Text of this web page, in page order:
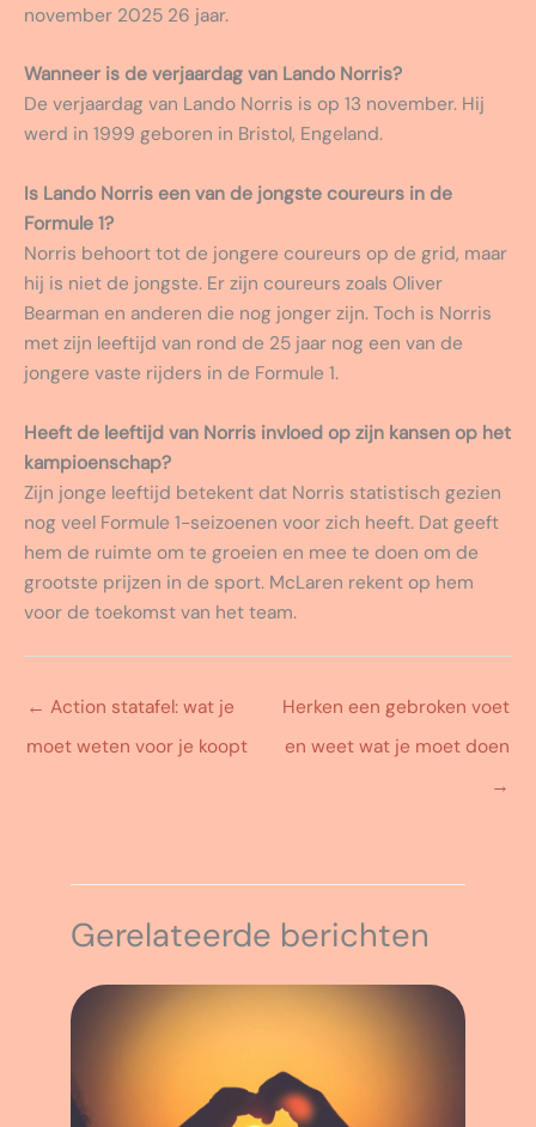
november 2025 26 jaar.
Wanneer is de verjaardag van Lando Norris?
De verjaardag van Lando Norris is op 13 november. Hij
werd in 1999 geboren in Bristol, Engeland.
Is Lando Norris een van de jongste coureurs in de
Formule 1?
Norris behoort tot de jongere coureurs op de grid, maar
hij is niet de jongste. Er zijn coureurs zoals Oliver
Bearman en anderen die nog jonger zijn. Toch is Norris
met zijn leeftijd van rond de 25 jaar nog een van de
jongere vaste rijders in de Formule 1.
Heeft de leeftijd van Norris invloed op zijn kansen op het
kampioenschap?
Zijn jonge leeftijd betekent dat Norris statistisch gezien
nog veel Formule 1-seizoenen voor zich heeft. Dat geeft
hem de ruimte om te groeien en mee te doen om de
grootste prijzen in de sport. McLaren rekent op hem
voor de toekomst van het team.
← Action statafel: wat je
moet weten voor je koopt
Herken een gebroken voet
en weet wat je moet doen
→
Gerelateerde berichten